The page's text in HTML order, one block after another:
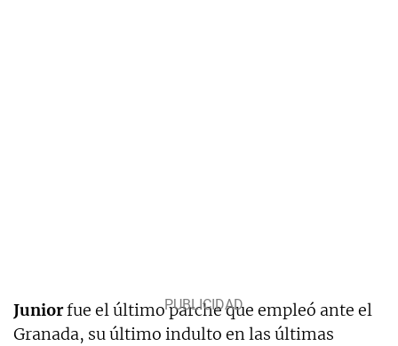
Juniorfue el último parche que empleó ante el
Granada, su último indulto en las últimas